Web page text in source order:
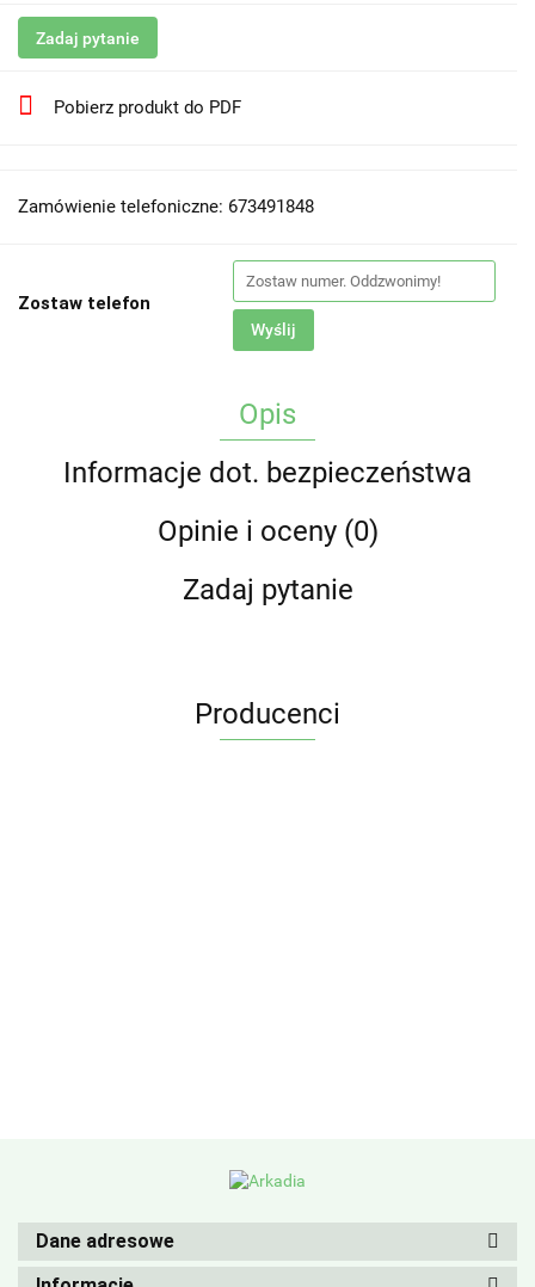
Zadaj pytanie
Pobierz produkt do PDF
Zamówienie telefoniczne: 673491848
Zostaw telefon
Wyślij
Opis
Informacje dot. bezpieczeństwa
Opinie i oceny (0)
Zadaj pytanie
Producenci
Dane adresowe